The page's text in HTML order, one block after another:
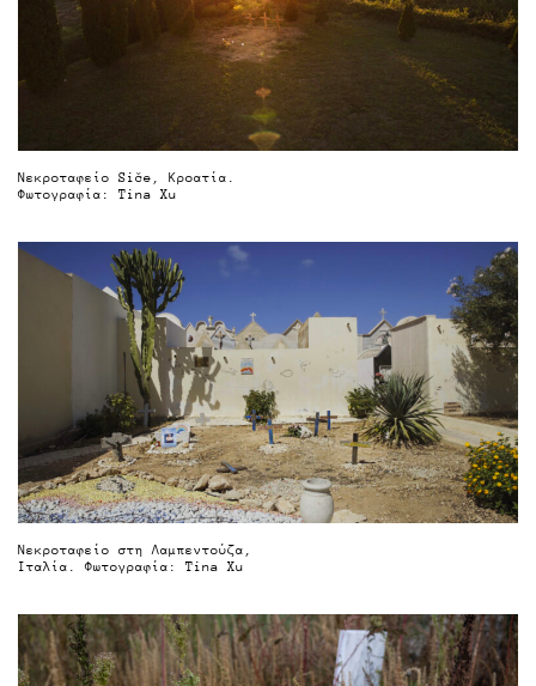
Νεκροταφείο Siče, Κροατία.
Φωτογραφία: Tina Xu
Νεκροταφείο στη Λαμπεντούζα,
Ιταλία. Φωτογραφία: Tina Xu